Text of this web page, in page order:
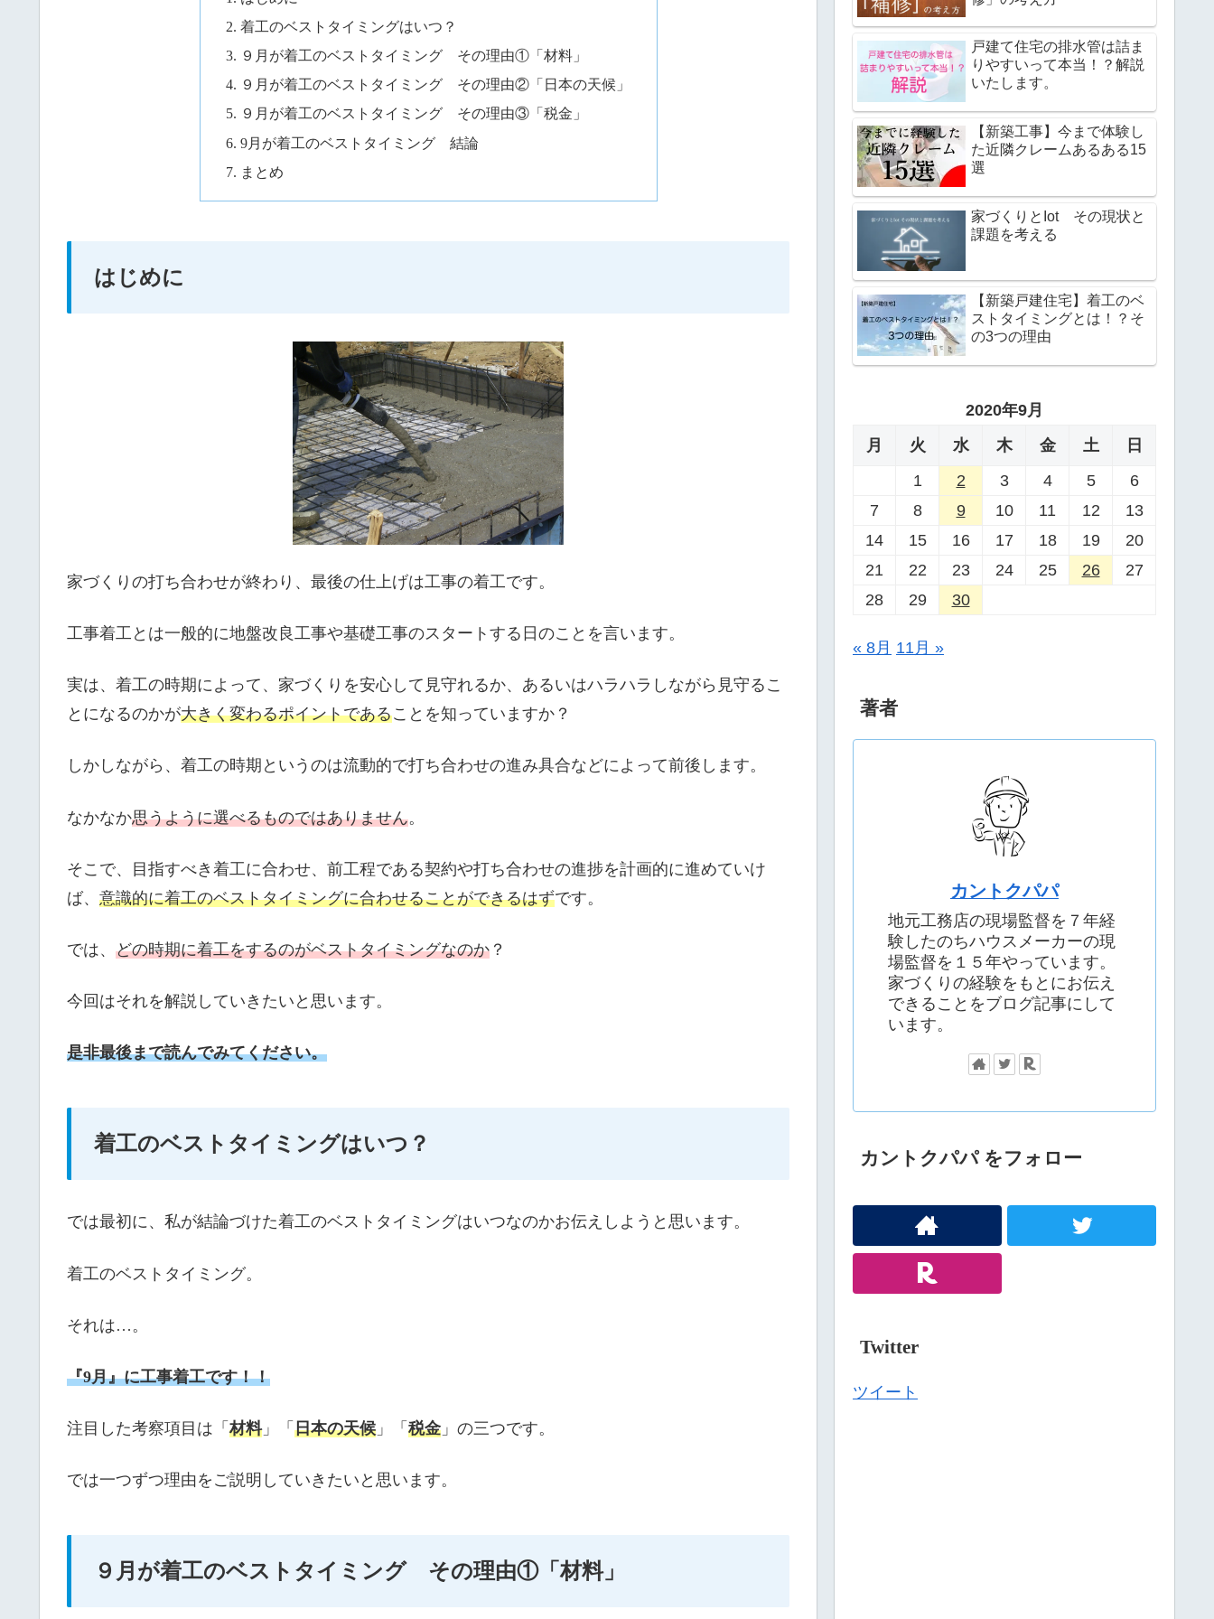
着工のベストタイミングはいつ？
９月が着工のベストタイミング その理由①「材料」
９月が着工のベストタイミング その理由②「日本の天候」
９月が着工のベストタイミング その理由③「税金」
9月が着工のベストタイミング 結論
まとめ
はじめに
家づくりの打ち合わせが終わり、最後の仕上げは工事の着工です。
工事着工とは一般的に地盤改良工事や基礎工事のスタートする日のことを言います。
実は、着工の時期によって、家づくりを安心して見守れるか、あるいはハラハラしながら見守るこ
とになるのかが大きく変わるポイントであることを知っていますか？
しかしながら、着工の時期というのは流動的で打ち合わせの進み具合などによって前後します。
なかなか思うように選べるものではありません。
そこで、目指すべき着工に合わせ、前工程である契約や打ち合わせの進捗を計画的に進めていけ
ば、 意識的に着工のベストタイミングに合わせることができるはずです。
では、 どの時期に着工をするのがベストタイミングなのか ？
今回はそれを解説していきたいと思います。
是非最後まで読んでみてください。
着工のベストタイミングはいつ？
では最初に、私が結論づけた着工のベストタイミングはいつなのかお伝えしようと思います。
着工のベストタイミング。
それは…。
『9月』に工事着工です！！
注目した考察項目は「材料」「 日本の天候 」「 税金 」の三つです。
では一つずつ理由をご説明していきたいと思います。
９月が着工のベストタイミング その理由①「材料」
戸建て住宅の排水管は詰ま
りやすいって本当！？解説
いたします。
【新築工事】今まで体験し
た近隣クレームあるある15
選
家づくりとIot その現状と
課題を考える
【新築戸建住宅】着工のベ
ストタイミングとは！？そ
の3つの理由
2020年9月
月
火 水 木 金 土
日
1
2 3 4 5
6
7
8 9 10 11 12
13
14
15 16 17 18 19
20
21
22 23 24 25 26
27
28
29 30
« 8月 11月 »
著者
カントクパパ
地元工務店の現場監督を７年経
験したのちハウスメーカーの現
場監督を１５年やっています。
家づくりの経験をもとにお伝え
できることをブログ記事にして
います。
カントクパパ をフォロー
Twitter
ツイート